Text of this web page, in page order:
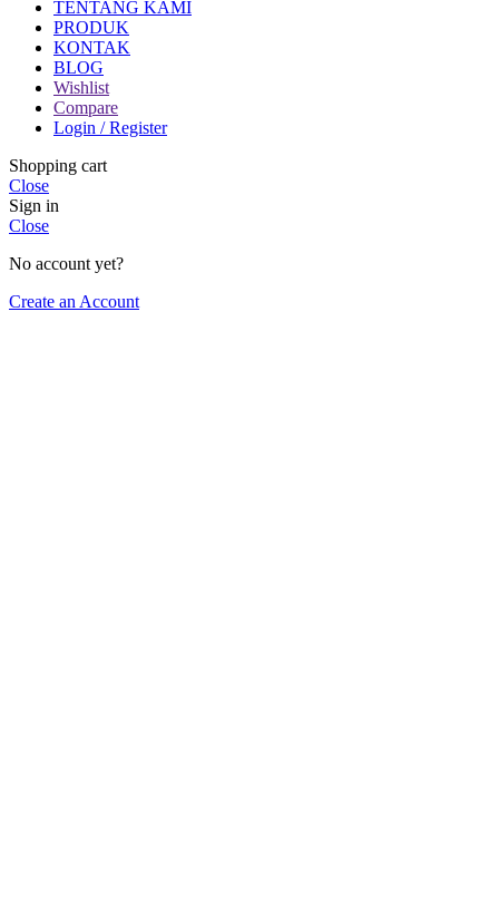
TENTANG KAMI
PRODUK
KONTAK
BLOG
Wishlist
Compare
Login / Register
Shopping cart
Close
Sign in
Close
No account yet?
Create an Account